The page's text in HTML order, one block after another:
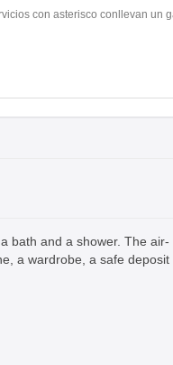
con asterisco conllevan un
bath and a shower. The air-
a wardrobe, a safe deposit